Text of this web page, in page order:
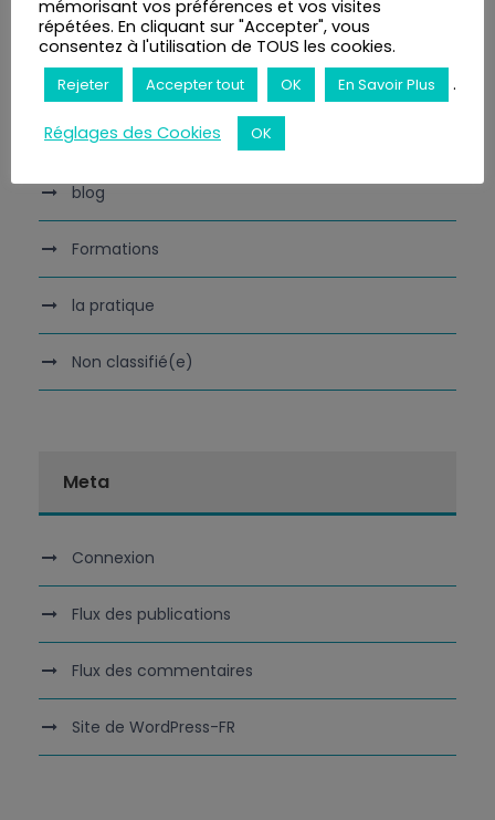
Categories
Articles
blog
Formations
la pratique
Non classifié(e)
Meta
Connexion
Flux des publications
Flux des commentaires
Site de WordPress-FR
mémorisant vos préférences et vos visites
répétées. En cliquant sur "Accepter", vous
consentez à l'utilisation de TOUS les cookies.
Rejeter Accepter tout OK En Savoir Plus .
Réglages des Cookies OK